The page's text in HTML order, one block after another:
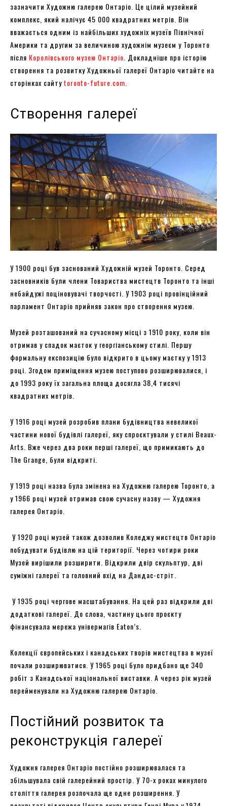
зазначити Художню галерею Онтаріо. Це цілий музейний
комплекс, який налічує 45 000 квадратних метрів. Він
вважається одним із найбільших художніх музеїв Північної
Америки та другим за величиною художнім музеєм у Торонто
після Королівського музею Онтаріо . Докладніше про історію
створення та розвитку Художньої галереї Онтаріо читайте на
сторінках сайтуtoronto-future.com
Створення галереї
У 1900 році був заснований Художній музей Торонто. Серед
засновників були члени Товариства мистецтв Торонто та інші
небайдужі поціновувачі творчості. У 1903 році провінційний
парламент Онтаріо прийняв закон про створення музею.
Музей розташований на сучасному місці з 1910 року, коли він
отримав у спадок маєток у георгіанському стилі. Першу
формальну експозицію було відкрито в цьому маєтку у 1913
році. Згодом приміщення музею поступово розширювалися, і
до 1993 року їх загальна площа досягла 38,4 тисячі
квадратних метрів.
У 1916 році музей розробив плани будівництва невеликої
частини нової будівлі галереї, яку спроєктували у стилі Beaux-
Arts. Вже через два роки перші галереї, що примикають до
The Grange, були відкриті.
У 1919 році назва була змінена на Художню галерею Торонто, а
у 1966 році музей отримав свою сучасну назву — Художня
галерея Онтаріо.
У 1920 році музей також дозволив Коледжу мистецтв Онтаріо
побудувати будівлю на цій території. Через чотири роки
Музей вирішили розширити. Відкрили двір скульптур, дві
суміжні галереї та головний вхід на Дандас-стріт.
У 1935 році чергове масштабування. На цей раз відкрили дві
додаткові галереї. До слова, частину цього проєкту
фінансувала мережа універмагів Eaton’s.
Колекції європейських і канадських творів мистецтва в музеї
почали розширюватися. У 1965 році було придбано ще 340
робіт з Канадської національної виставки. А через рік музей
перейменували на Художню галерею Онтаріо.
Постійний розвиток та
реконструкція галереї
Художня галерея Онтаріо постійно розширювалася та
збільшувала свій галерейний простір. У 70-х роках минулого
століття галерея розпочала ще одне розширення. У